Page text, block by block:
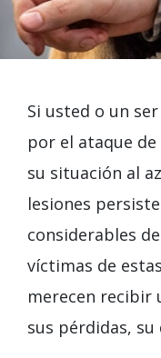
Si usted o un
por el ataque
su situación al
lesiones
considerables
víctimas de
merecen recibir
sus pérdidas,